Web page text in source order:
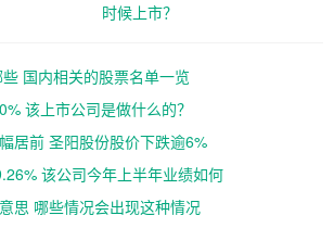
时候上市？
国内相关的股票名单一览
该上市公司是做什么的？
居前 圣阳股份股价下跌逾6%
该公司今年上半年业绩如何
思 哪些情况会出现这种情况